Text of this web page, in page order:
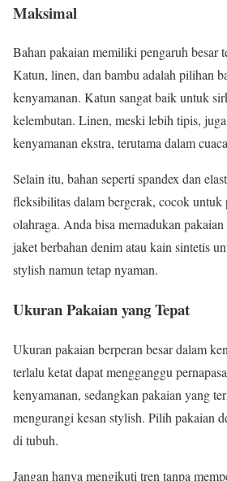
Maksimal
Bahan pakaian memiliki pengaruh besar
Katun, linen, dan bambu adalah pilihan
kenyamanan. Katun sangat baik untuk
kelembutan. Linen, meski lebih tipis,
kenyamanan ekstra, terutama dalam
Selain itu, bahan seperti spandex dan
fleksibilitas dalam bergerak, cocok untuk
olahraga. Anda bisa memadukan
jaket berbahan denim atau kain sintetis
stylish namun tetap nyaman.
Ukuran Pakaian yang Tepat
Ukuran pakaian berperan besar dalam
terlalu ketat dapat mengganggu
kenyamanan, sedangkan pakaian yang
mengurangi kesan stylish. Pilih pakaian
di tubuh.
Jangan hanya mengikuti tren tanpa